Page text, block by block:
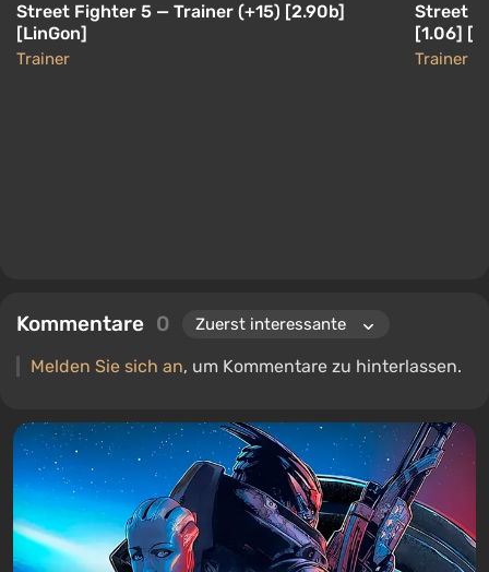
Street Fighter 5 — Trainer (+15) [2.90b]
[LinGon]
Trainer
Street
[1.06]
Trainer
Kommentare 0
Melden Sie sich an, um Kommentare zu hinterlassen.